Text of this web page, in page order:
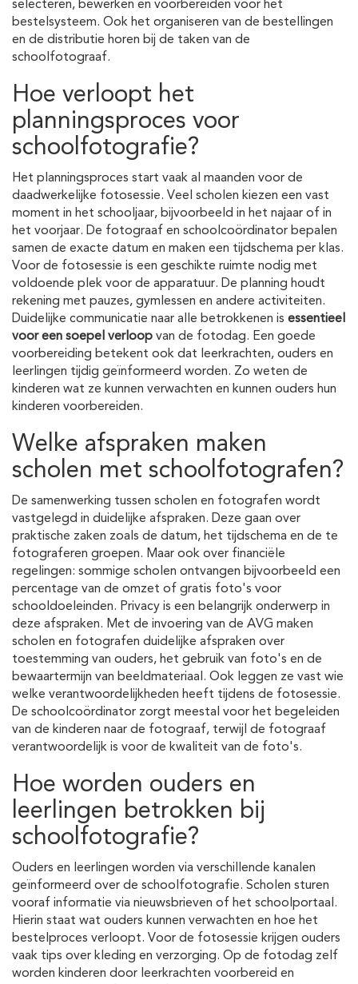
selecteren, bewerken en voorbereiden voor het
bestelsysteem. Ook het organiseren van de bestellingen
en de distributie horen bij de taken van de
schoolfotograaf.
Hoe verloopt het
planningsproces voor
schoolfotografie?
Het planningsproces start vaak al maanden voor de
daadwerkelijke fotosessie. Veel scholen kiezen een vast
moment in het schooljaar, bijvoorbeeld in het najaar of in
het voorjaar. De fotograaf en schoolcoördinator bepalen
samen de exacte datum en maken een tijdschema per klas.
Voor de fotosessie is een geschikte ruimte nodig met
voldoende plek voor de apparatuur. De planning houdt
rekening met pauzes, gymlessen en andere activiteiten.
Duidelijke communicatie naar alle betrokkenen is essentieel
voor een soepel verloop van de fotodag. Een goede
voorbereiding betekent ook dat leerkrachten, ouders en
leerlingen tijdig geïnformeerd worden. Zo weten de
kinderen wat ze kunnen verwachten en kunnen ouders hun
kinderen voorbereiden.
Welke afspraken maken
scholen met schoolfotografen?
De samenwerking tussen scholen en fotografen wordt
vastgelegd in duidelijke afspraken. Deze gaan over
praktische zaken zoals de datum, het tijdschema en de te
fotograferen groepen. Maar ook over financiële
regelingen: sommige scholen ontvangen bijvoorbeeld een
percentage van de omzet of gratis foto's voor
schooldoeleinden. Privacy is een belangrijk onderwerp in
deze afspraken. Met de invoering van de AVG maken
scholen en fotografen duidelijke afspraken over
toestemming van ouders, het gebruik van foto's en de
bewaartermijn van beeldmateriaal. Ook leggen ze vast wie
welke verantwoordelijkheden heeft tijdens de fotosessie.
De schoolcoördinator zorgt meestal voor het begeleiden
van de kinderen naar de fotograaf, terwijl de fotograaf
verantwoordelijk is voor de kwaliteit van de foto's.
Hoe worden ouders en
leerlingen betrokken bij
schoolfotografie?
Ouders en leerlingen worden via verschillende kanalen
geïnformeerd over de schoolfotografie. Scholen sturen
vooraf informatie via nieuwsbrieven of het schoolportaal.
Hierin staat wat ouders kunnen verwachten en hoe het
bestelproces verloopt. Voor de fotosessie krijgen ouders
vaak tips over kleding en verzorging. Op de fotodag zelf
worden kinderen door leerkrachten voorbereid en